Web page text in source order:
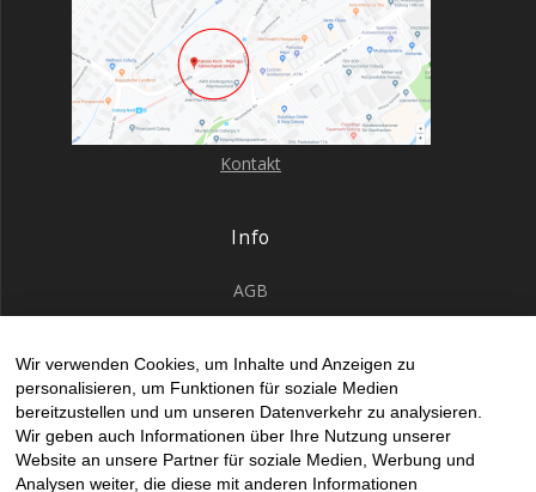
Kontakt
Info
AGB
Impressum
Kontakt Allgemein
Kontakt gesticke Fahne
Kontakte Druck
Wir verwenden Cookies, um Inhalte und Anzeigen zu
personalisieren, um Funktionen für soziale Medien
bereitzustellen und um unseren Datenverkehr zu analysieren.
Wir geben auch Informationen über Ihre Nutzung unserer
Website an unsere Partner für soziale Medien, Werbung und
Analysen weiter, die diese mit anderen Informationen